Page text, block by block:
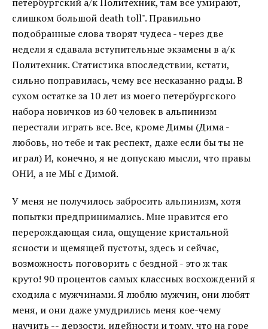
слишком большой death toll". Правильно
подобранные слова творят чудеса - через две
недели я сдавала вступительные экзамены в а/к
Политехник. Статистика впоследствии, кстати,
сильно поправилась, чему все несказанно рады. В
сухом остатке за 10 лет из моего петербургского
набора новичков из 60 человек в альпинизм
перестали играть все. Все, кроме Димы (Дима -
любовь, но тебе и так респект, даже если бы ты не
играл) И, конечно, я не допускаю мысли, что правы
ОНИ, а не МЫ с Димой.
У меня не получилось забросить альпинизм, хотя
попытки предпринимались. Мне нравится его
перерождающая сила, ощущение кристальной
ясности и щемящей пустоты, здесь и сейчас,
возможность поговорить с бездной - это ж так
круто! 90 процентов самых классных восхождений я
сходила с мужчинами. Я люблю мужчин, они любят
меня, и они даже умудрились меня кое-чему
научить -- дерзости, идейности и тому, что на горе